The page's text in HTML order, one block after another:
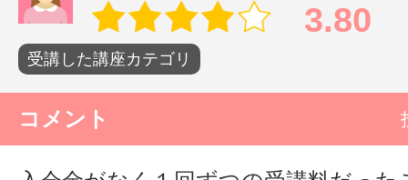
サイトマッ
3.80
受講した講座カテゴリ
コメント